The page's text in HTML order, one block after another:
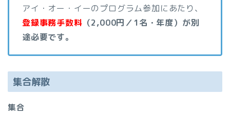
アイ・オー・イーのプログラム参加にあたり、
登録事務手数料 （2,000円／1名・年度）が別
途必要です。
集合解散
集合